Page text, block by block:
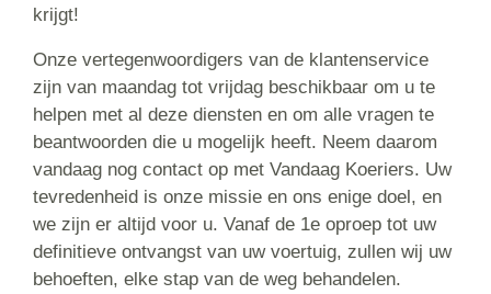
krijgt!
Onze vertegenwoordigers van de klantenservice
zijn van maandag tot vrijdag beschikbaar om u te
helpen met al deze diensten en om alle vragen te
beantwoorden die u mogelijk heeft. Neem daarom
vandaag nog contact op met Vandaag Koeriers. Uw
tevredenheid is onze missie en ons enige doel, en
we zijn er altijd voor u. Vanaf de 1e oproep tot uw
definitieve ontvangst van uw voertuig, zullen wij uw
behoeften, elke stap van de weg behandelen.